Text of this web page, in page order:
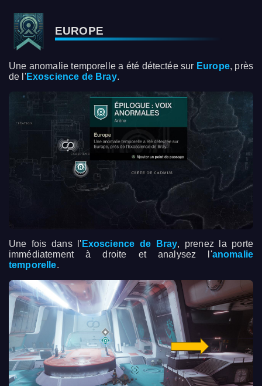
EUROPE
Une anomalie temporelle a été détectée sur Europe, près
de l'Exoscience de Bray.
Une fois dans l' Exoscience de Bray, prenez la porte
immédiatement à droite et analysez l'anomalie
temporelle.